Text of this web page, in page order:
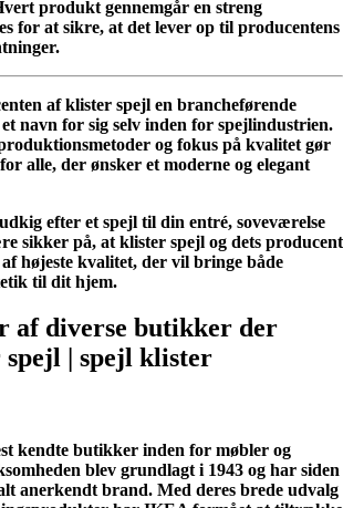
produkt gennemgår en streng
for at sikre, at det lever op til producentens
af klister spejl en brancheførende
navn for sig selv inden for spejlindustrien.
og fokus på kvalitet gør
alle, der ønsker et moderne og elegant
efter et spejl til din entré, soveværelse
sikker på, at klister spejl og dets producent
højeste kvalitet, der vil bringe både
til dit hjem.
af diverse butikker der
| spejl klister
kendte butikker inden for møbler og
blev grundlagt i 1943 og har siden
anerkendt brand. Med deres brede udvalg